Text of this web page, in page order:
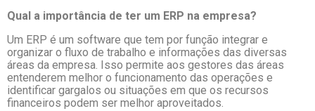
Qual a importância de ter um ERP na empresa?
Um ERP é um software que tem por função integrar e
organizar o fluxo de trabalho e informações das diversas
áreas da empresa. Isso permite aos gestores das áreas
entenderem melhor o funcionamento das operações e
identificar gargalos ou situações em que os recursos
financeiros podem ser melhor aproveitados.